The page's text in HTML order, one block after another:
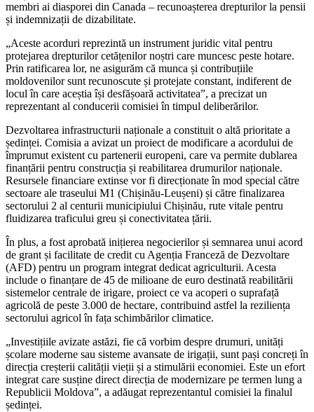
membri ai diasporei din Canada – recunoașterea drepturilor la pensii
și indemnizații de dizabilitate.
„Aceste acorduri reprezintă un instrument juridic vital pentru
protejarea drepturilor cetățenilor noștri care muncesc peste hotare.
Prin ratificarea lor, ne asigurăm că munca și contribuțiile
moldovenilor sunt recunoscute și protejate constant, indiferent de
locul în care aceștia își desfășoară activitatea”, a precizat un
reprezentant al conducerii comisiei în timpul deliberărilor.
Dezvoltarea infrastructurii naționale a constituit o altă prioritate a
ședinței. Comisia a avizat un proiect de modificare a acordului de
împrumut existent cu partenerii europeni, care va permite dublarea
finanțării pentru construcția și reabilitarea drumurilor naționale.
Resursele financiare extinse vor fi direcționate în mod special către
sectoare ale traseului M1 (Chișinău-Leușeni) și către finalizarea
sectorului 2 al centurii municipiului Chișinău, rute vitale pentru
fluidizarea traficului greu și conectivitatea țării.
În plus, a fost aprobată inițierea negocierilor și semnarea unui acord
de grant și facilitate de credit cu Agenția Franceză de Dezvoltare
(AFD) pentru un program integrat dedicat agriculturii. Acesta
include o finanțare de 45 de milioane de euro destinată reabilitării
sistemelor centrale de irigare, proiect ce va acoperi o suprafață
agricolă de peste 3.000 de hectare, contribuind astfel la reziliența
sectorului agricol în fața schimbărilor climatice.
„Investițiile avizate astăzi, fie că vorbim despre drumuri, unități
școlare moderne sau sisteme avansate de irigații, sunt pași concreți în
direcția creșterii calității vieții și a stimulării economiei. Este un efort
integrat care susține direct direcția de modernizare pe termen lung a
Republicii Moldova”, a adăugat reprezentantul comisiei la finalul
ședinței.